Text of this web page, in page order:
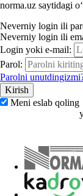
norma.uz saytidagi
Neverniy login ili
Neverniy login ili
Login yoki e-mail:
Parol:
Parolni
Meni eslab qoling